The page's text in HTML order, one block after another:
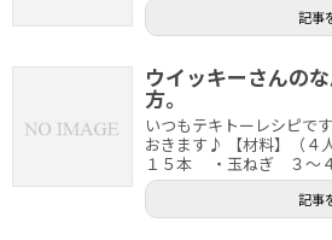
記事
ウイッキーさんの
方。
いつもテキトーレシピで
おきます♪ 【材料】（４
１５本 ・玉ねぎ ３～
記事